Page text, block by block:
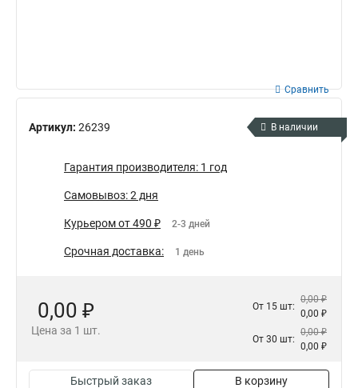
Артикул: 26239
Сравнить
В наличии
Гарантия производителя: 1 год
Самовывоз: 2 дня
Курьером от 490 ₽ 2-3 дней
Срочная доставка: 1 день
0,00 ₽
Цена за 1 шт.
От 15 шт:
0,00 ₽
0,00 ₽
От 30 шт:
0,00 ₽
0,00 ₽
Быстрый заказ В корзину